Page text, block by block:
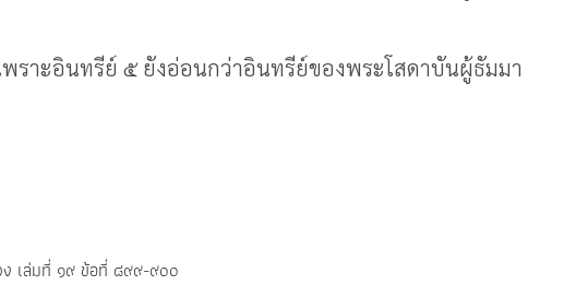
ราะอินทรีย์ ๕ ยังอ่อนกว่าอินทรีย์ของพระโสดาบันผู้ธัมมา
เล่มที่ ๑๙ ข้อที่ ๘๙๙-๙๐๐